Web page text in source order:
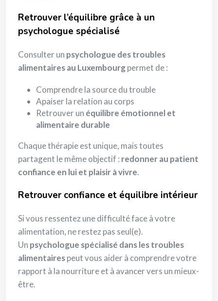
Retrouver l’équilibre grâce à un
psychologue spécialisé
Consulter un psychologue des troubles
alimentaires au Luxembourgpermet de :
Comprendre la source du trouble
Apaiser la relation au corps
Retrouver un équilibre émotionnel et
alimentaire durable
Chaque thérapie est unique, mais toutes
partagent le même objectif : redonner au patient
confiance en lui et plaisir à vivre.
Retrouver confiance et équilibre intérieur
Si vous ressentez une difficulté face à votre
alimentation, ne restez pas seul(e).
Un psychologue spécialisé dans les troubles
alimentairespeut vous aider à comprendre votre
rapport à la nourriture et à avancer vers un mieux-
être.